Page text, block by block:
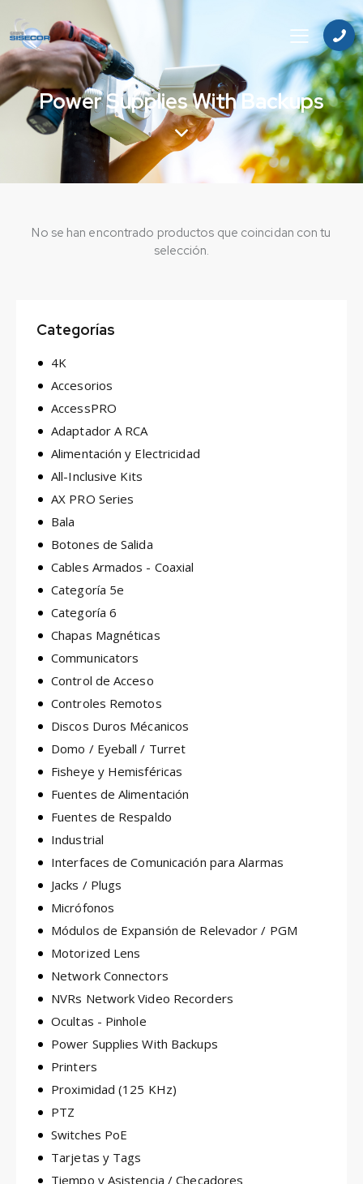
Power Supplies With Backups
No se han encontrado productos que coincidan con tu
selección.
Categorías
4K
Accesorios
AccessPRO
Adaptador A RCA
Alimentación y Electricidad
All-Inclusive Kits
AX PRO Series
Bala
Botones de Salida
Cables Armados - Coaxial
Categoría 5e
Categoría 6
Chapas Magnéticas
Communicators
Control de Acceso
Controles Remotos
Discos Duros Mécanicos
Domo / Eyeball / Turret
Fisheye y Hemisféricas
Fuentes de Alimentación
Fuentes de Respaldo
Industrial
Interfaces de Comunicación para Alarmas
Jacks / Plugs
Micrófonos
Módulos de Expansión de Relevador / PGM
Motorized Lens
Network Connectors
NVRs Network Video Recorders
Ocultas - Pinhole
Power Supplies With Backups
Printers
Proximidad (125 KHz)
PTZ
Switches PoE
Tarjetas y Tags
Tiempo y Asistencia / Checadores